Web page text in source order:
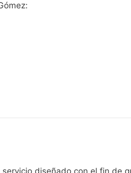
diseñado con el fin de